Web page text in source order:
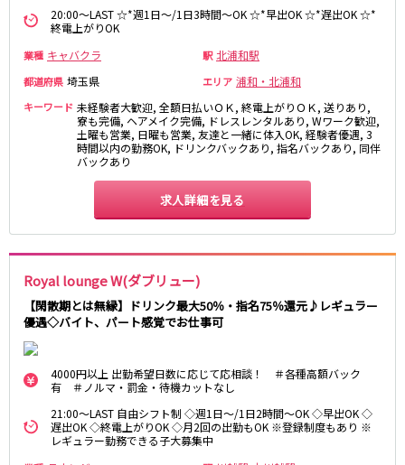
20:00～LAST ☆*週1日～/1日3時間～OK ☆*早出OK ☆*遅出OK ☆*
終電上がりOK
業種 キャバクラ 駅 北浦和駅
都道府県 埼玉県 エリア 浦和・北浦和
キーワード 未経験者大歓迎, 全額日払いＯＫ, 終電上がりＯＫ, 送りあり,
寮も完備, ヘアメイク完備, ドレスレンタルあり, Wワーク歓迎,
土曜も営業, 日曜も営業, 友達と一緒に体入OK, 経験者優遇, 3
時間以内の勤務OK, ドリンクバックあり, 指名バックあり, 同伴
バックあり
求人詳細を見る
Royal lounge W(ダブリュー)
【閑散期とは無縁】ドリンク最大50％・指名75％還元♪レギュラー
優遇◇バイト、パート感覚でお仕事可
4000円以上 出勤希望日数に応じて応相談！ ＃各種高額バック
有 ＃ノルマ・罰金・待機カットなし
21:00～LAST 自由シフト制 ◇週1日～/1日2時間～OK ◇早出OK ◇
遅出OK ◇終電上がりOK ◇月2回の出勤もOK ※登録制度もあり ※
レギュラー勤務できる子大募集中
元住吉駅
日吉駅
東急目黒線
武蔵小杉駅
新丸子駅
目黒駅
武蔵小山駅
日吉駅
JR常磐線(上野～取手)
綾瀬駅
日暮里駅
南柏駅
取手駅
金町駅
北松戸駅
馬橋駅
東京メトロ千代田線